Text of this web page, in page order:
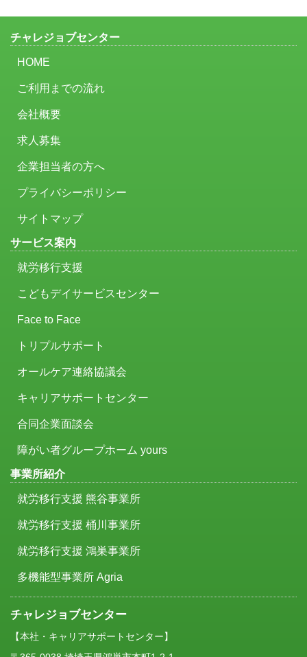
チャレジョブセンター
HOME
ご利用までの流れ
会社概要
求人募集
企業担当者の方へ
プライバシーポリシー
サイトマップ
サービス案内
就労移行支援
こどもデイサービスセンター
Face to Face
トリプルサポート
オールケア連絡協議会
キャリアサポートセンター
合同企業面談会
障がい者グループホーム yours
事業所紹介
就労移行支援 熊谷事業所
就労移行支援 桶川事業所
就労移行支援 鴻巣事業所
多機能型事業所 Agria
チャレジョブセンター
【本社・キャリアサポートセンター】